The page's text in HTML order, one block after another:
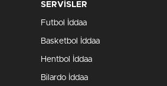
SERVİSLER
Futbol İddaa
Basketbol İddaa
Hentbol İddaa
Bilardo İddaa